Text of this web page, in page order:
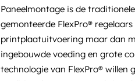
Paneelmontage is de
gemonteerde FlexPro®
printplaatuitvoering maar dan
ingebouwde voeding en grote
technologie van FlexPro® willen